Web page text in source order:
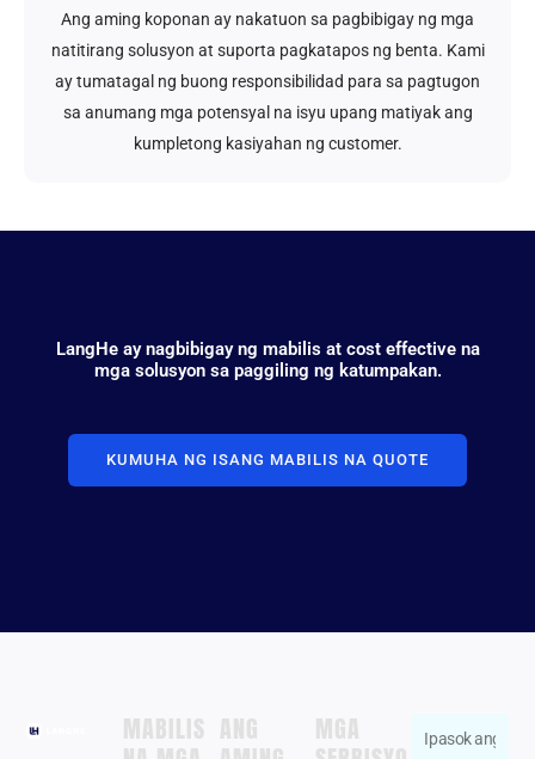
Ang aming koponan ay nakatuon sa pagbibigay ng mga
natitirang solusyon at suporta pagkatapos ng benta. Kami
ay tumatagal ng buong responsibilidad para sa pagtugon
sa anumang mga potensyal na isyu upang matiyak ang
kumpletong kasiyahan ng customer.
LangHe ay nagbibigay ng mabilis at cost effective na
mga solusyon sa paggiling ng katumpakan.
KUMUHA NG ISANG MABILIS NA QUOTE
MABILIS ANG
MGA
Ipasok